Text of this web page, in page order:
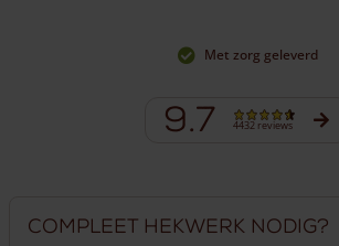
Met zorg geleverd
9.7 4432 reviews
Compleet hekwerk nodig?